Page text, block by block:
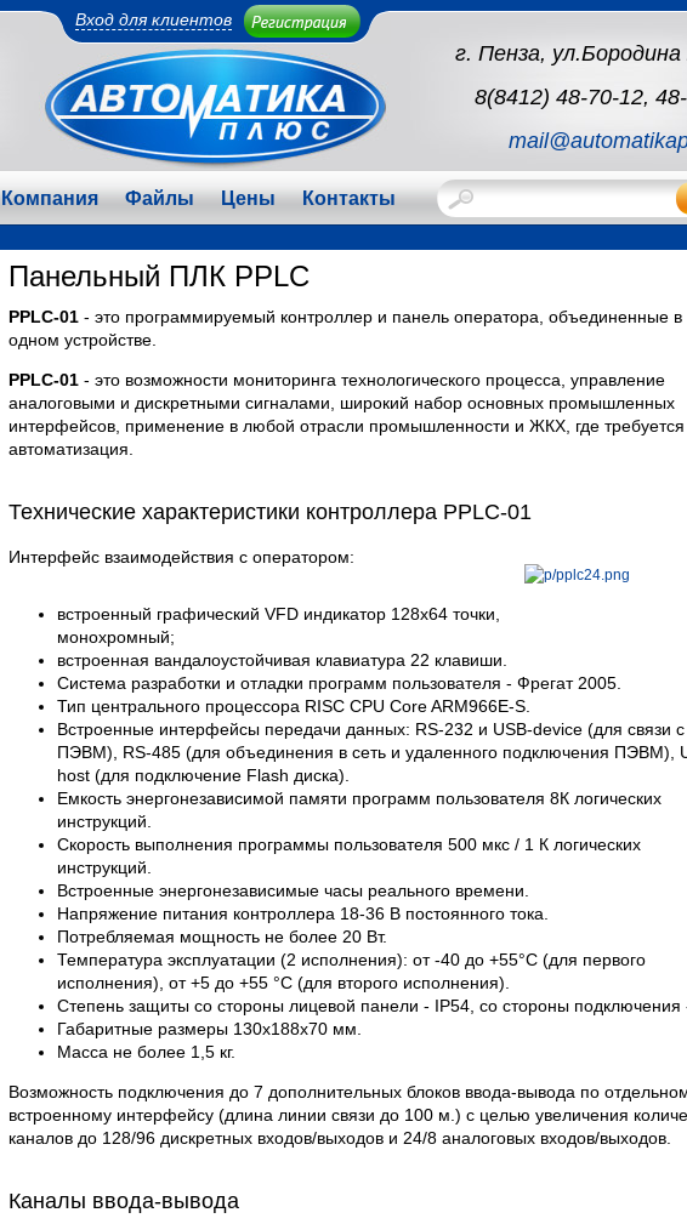
Вход для клиентов
г. Пенза, ул.Бородина
8(8412) 48-70-12,
Компания Файлы Цены Контакты
Панельный ПЛК PPLC
PPLC-01 - это программируемый контроллер и панель оператора, объединенные в
одном устройстве.
PPLC-01 - это возможности мониторинга технологического процесса, управление
аналоговыми и дискретными сигналами, широкий набор основных промышленных
интерфейсов, применение в любой отрасли промышленности и ЖКХ, где требуется
автоматизация.
Технические характеристики контроллера PPLC-01
Интерфейс взаимодействия с оператором:
встроенный графический VFD индикатор 128х64 точки,
монохромный;
встроенная вандалоустойчивая клавиатура 22 клавиши.
Система разработки и отладки программ пользователя - Фрегат 2005.
Тип центрального процессора RISC CPU Core ARM966E-S.
Встроенные интерфейсы передачи данных: RS-232 и USB-device (для связи с
ПЭВМ), RS-485 (для объединения в сеть и удаленного подключения ПЭВМ),
host (для подключение Flash диска).
Емкость энергонезависимой памяти программ пользователя 8К логических
инструкций.
Скорость выполнения программы пользователя 500 мкс / 1 К логических
инструкций.
Встроенные энергонезависимые часы реального времени.
Напряжение питания контроллера 18-36 В постоянного тока.
Потребляемая мощность не более 20 Вт.
Температура эксплуатации (2 исполнения): от -40 до +55°С (для первого
исполнения), от +5 до +55 °С (для второго исполнения).
Степень защиты со стороны лицевой панели - IP54, со стороны подключения
Габаритные размеры 130х188х70 мм.
Масса не более 1,5 кг.
Возможность подключения до 7 дополнительных блоков ввода-вывода по
встроенному интерфейсу (длина линии связи до 100 м.) с целью увеличения
каналов до 128/96 дискретных входов/выходов и 24/8 аналоговых входов/выходов.
Каналы ввода-вывода